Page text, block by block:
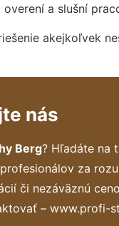
overení a slušní
akejkoľvek
nás
Berg? Hľadáte na
za
či nezáväznú
– www.profi-